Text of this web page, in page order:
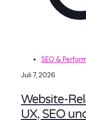
SEO &
Juli 7, 2026
Website-
UX, SEO